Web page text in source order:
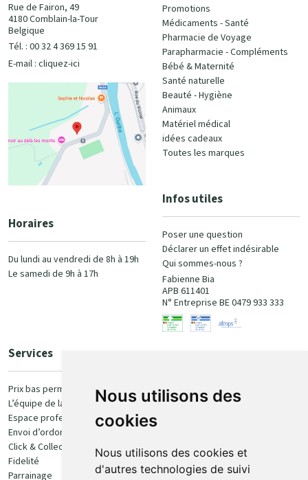
Nous utilisons des
cookies
Nous utilisons des cookies et
d'autres technologies de suivi
Rue de Fairon, 49
4180 Comblain-la-Tour
Belgique
Tél. : 00 32 4 369 15 91
E-mail : cliquez-ici
Horaires
Du lundi au vendredi de 8h à 19h
Le samedi de 9h à 17h
Promotions
Médicaments - Santé
Pharmacie de Voyage
Parapharmacie - Compléments
Bébé & Maternité
Santé naturelle
Beauté - Hygiène
Animaux
Matériel médical
idées cadeaux
Toutes les marques
Infos utiles
Poser une question
Déclarer un effet indésirable
Qui sommes-nous ?
Fabienne Bia
APB 611401
N° Entreprise BE 0479 933 333
Services
Prix bas permanent
L’équipe de la pharmacie
Espace professionnel
Envoi d’ordonnance
Click & Collect
Fidelité
Parrainage
100% sécurisé